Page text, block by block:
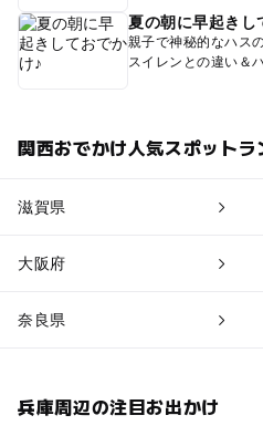
夏の朝に早起きし
親子で神秘的なハス
スイレンとの違い＆
関西おでかけ人気スポットラ
滋賀県
大阪府
奈良県
兵庫周辺の注目お出かけ